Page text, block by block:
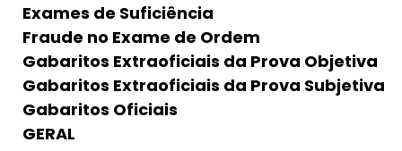
Exames de Suficiência
Fraude no Exame de Ordem
Gabaritos Extraoficiais da Prova Objetiva
Gabaritos Extraoficiais da Prova Subjetiva
Gabaritos Oficiais
GERAL